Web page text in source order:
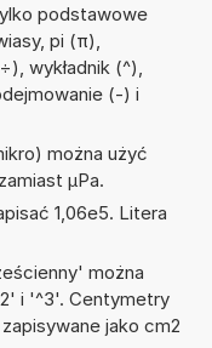
podstawowe
pi (π),
wykładnik (^),
(-) i
można użyć
µPa.
1,06e5. Litera
można
i '^3'. Centymetry
jako cm2